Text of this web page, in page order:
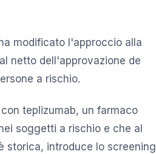
modificato l'approccio alla
netto dell'approvazione de
a rischio.
teplizumab, un farmaco
soggetti a rischio e che al
storica, introduce lo screening